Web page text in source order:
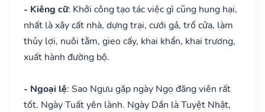
- Kiêng cữ: Khởi công tạo tác việc gì cũng hung hại,
nhất là xây cất nhà, dựng trại, cưới gả, trổ cửa, làm
thủy lợi, nuôi tằm, gieo cấy, khai khẩn, khai trương,
xuất hành đường bộ.
- Ngoại lệ: Sao Ngưu gặp ngày Ngọ đăng viên rất
tốt. Ngày Tuất yên lành. Ngày Dần là Tuyệt Nhật,